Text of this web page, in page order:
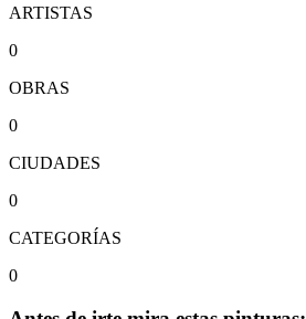
ARTISTAS
0
OBRAS
0
CIUDADES
0
CATEGORÍAS
0